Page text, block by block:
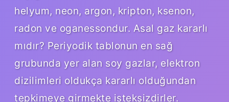
helyum, neon, argon, kripton, ksenon,
radon ve oganessondur. Asal gaz kararlı
mıdır? Periyodik tablonun en sağ
grubunda yer alan soy gazlar, elektron
dizilimleri oldukça kararlı olduğundan
tepkimeye girmekte isteksizdirler.